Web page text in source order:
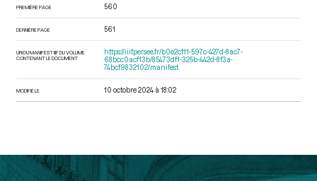
PREMIÈRE PAGE 560
DERNIÈRE PAGE 561
URI DU MANIFEST IIIF DU VOLUME
CONTENANT LE DOCUMENT
https://iiif.persee.fr/b0e2cf11-597c-427d-8ac7-
68bcc0acf13b/85473df1-325b-442d-8f3a-
74bcf9832102/manifest
MODIFIÉ LE 10 octobre 2024 à 18:02